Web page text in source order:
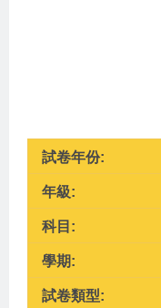
試卷年份:
年級:
科目:
學期:
試卷類型: